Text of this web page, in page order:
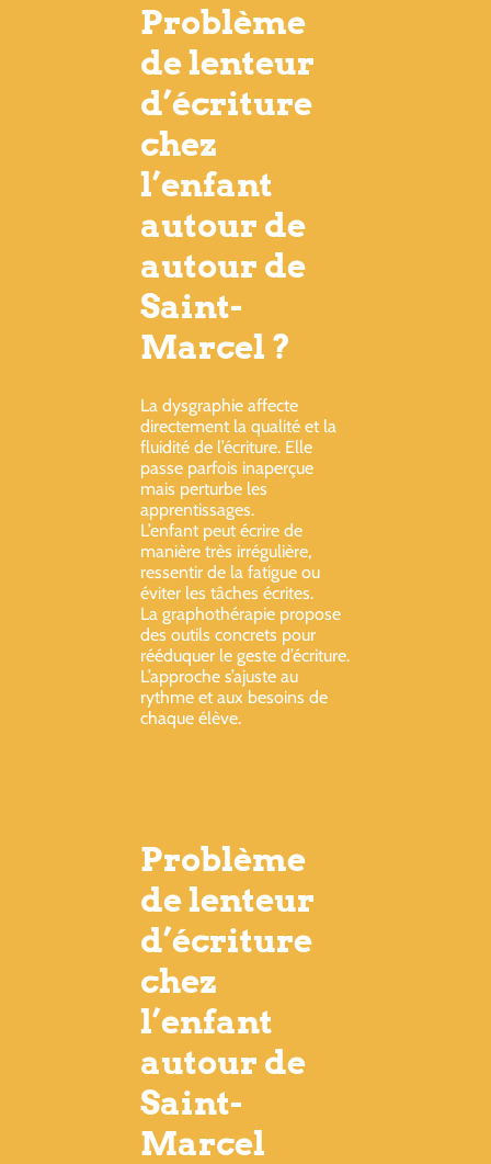
Problème
de lenteur
d’écriture
chez
l’enfant
autour de
autour de
Saint-
Marcel ?
La dysgraphie affecte
directement la qualité et la
fluidité de l’écriture. Elle
passe parfois inaperçue
mais perturbe les
apprentissages.
L’enfant peut écrire de
manière très irrégulière,
ressentir de la fatigue ou
éviter les tâches écrites.
La graphothérapie propose
des outils concrets pour
rééduquer le geste d’écriture.
L’approche s’ajuste au
rythme et aux besoins de
chaque élève.
Problème
de lenteur
d’écriture
chez
l’enfant
autour de
Saint-
Marcel